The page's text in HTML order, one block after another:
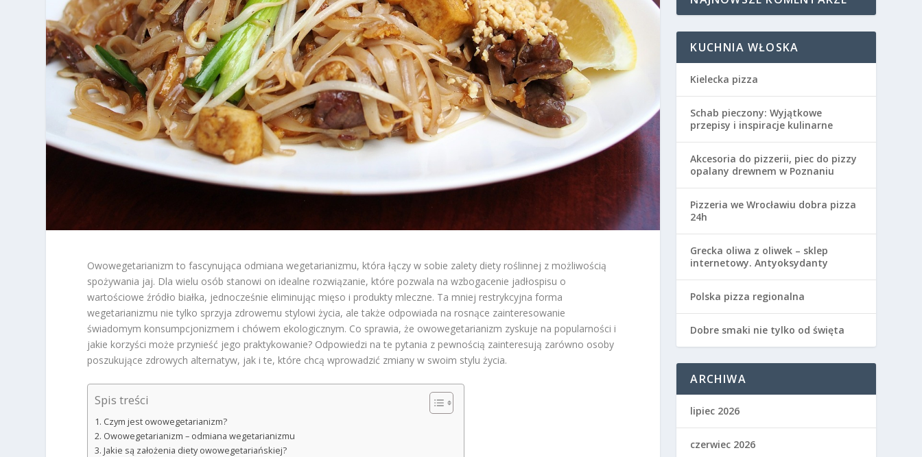
Owowegetarianizm to fascynująca odmiana wegetarianizmu, która łączy w sobie zalety diety roślinnej z możliwością
spożywania jaj. Dla wielu osób stanowi on idealne rozwiązanie, które pozwala na wzbogacenie jadłospisu o
wartościowe źródło białka, jednocześnie eliminując mięso i produkty mleczne. Ta mniej restrykcyjna forma
wegetarianizmu nie tylko sprzyja zdrowemu stylowi życia, ale także odpowiada na rosnące zainteresowanie
świadomym konsumpcjonizmem i chówem ekologicznym. Co sprawia, że owowegetarianizm zyskuje na popularności i
jakie korzyści może przynieść jego praktykowanie? Odpowiedzi na te pytania z pewnością zainteresują zarówno osoby
poszukujące zdrowych alternatyw, jak i te, które chcą wprowadzić zmiany w swoim stylu życia.
Spis treści
Czym jest owowegetarianizm?
Owowegetarianizm – odmiana wegetarianizmu
Jakie są założenia diety owowegetariańskiej?
KUCHNIA WŁOSKA
Kielecka pizza
Schab pieczony: Wyjątkowe
przepisy i inspiracje kulinarne
Akcesoria do pizzerii, piec do pizzy
opalany drewnem w Poznaniu
Pizzeria we Wrocławiu dobra pizza
24h
Grecka oliwa z oliwek – sklep
internetowy. Antyoksydanty
Polska pizza regionalna
Dobre smaki nie tylko od święta
ARCHIWA
lipiec 2026
czerwiec 2026